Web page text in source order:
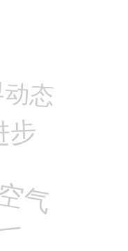
步
气
态